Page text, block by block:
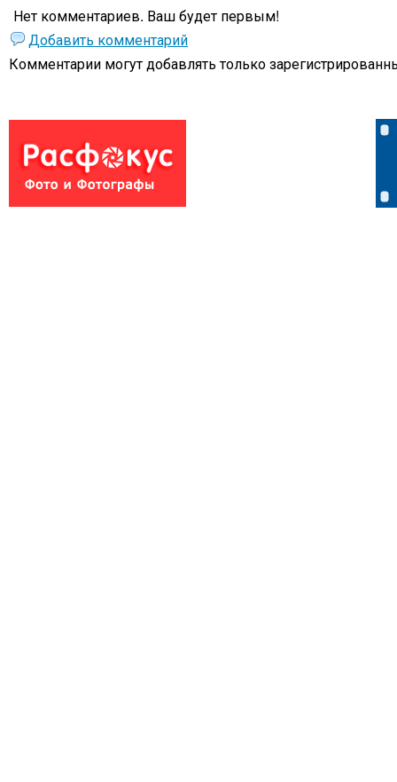
Нет комментариев. Ваш будет первым!
Добавить комментарий
Комментарии могут добавлять только